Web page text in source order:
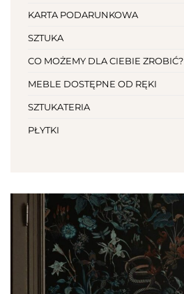
KARTA PODARUNKOWA
SZTUKA
CO MOŻEMY DLA CIEBIE ZROBIĆ?
MEBLE DOSTĘPNE OD RĘKI
SZTUKATERIA
PŁYTKI